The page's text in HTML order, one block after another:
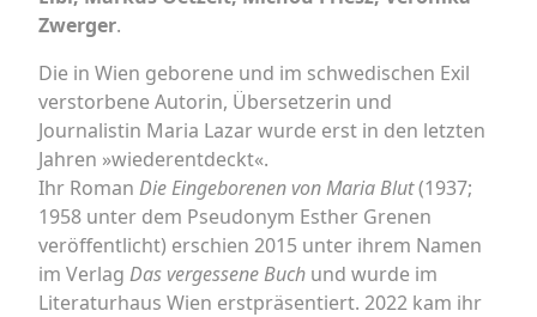
Zwerger.
Die in Wien geborene und im schwedischen Exil
verstorbene Autorin, Übersetzerin und
Journalistin Maria Lazar wurde erst in den letzten
Jahren »wiederentdeckt«.
Ihr Roman Die Eingeborenen von Maria Blut(1937;
1958 unter dem Pseudonym Esther Grenen
veröffentlicht) erschien 2015 unter ihrem Namen
im Verlag Das vergessene Buch und wurde im
Literaturhaus Wien erstpräsentiert. 2022 kam ihr